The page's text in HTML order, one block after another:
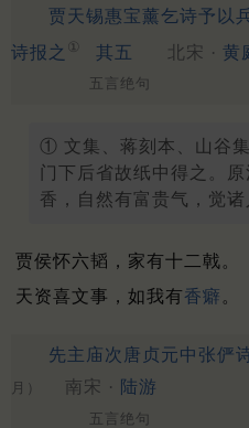
贾天锡惠宝薰乞诗予以
诗报之 ① 其五 北宋 · 黄
五言绝句
① 文集、蒋刻本、山谷
门下后省故纸中得之。
香，自然有富贵气，觉诸
贾侯怀六韬，家有十二戟。
天资喜文事，如我有香癖 。
先主庙次唐贞元中张俨
月）
南宋 · 陆游
五言绝句